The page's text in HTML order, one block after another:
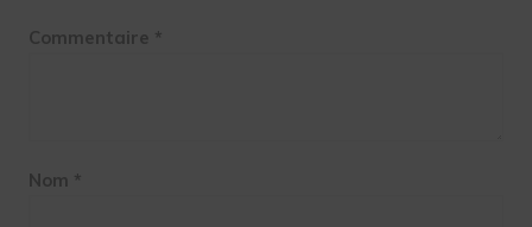
Commentaire *
Nom *